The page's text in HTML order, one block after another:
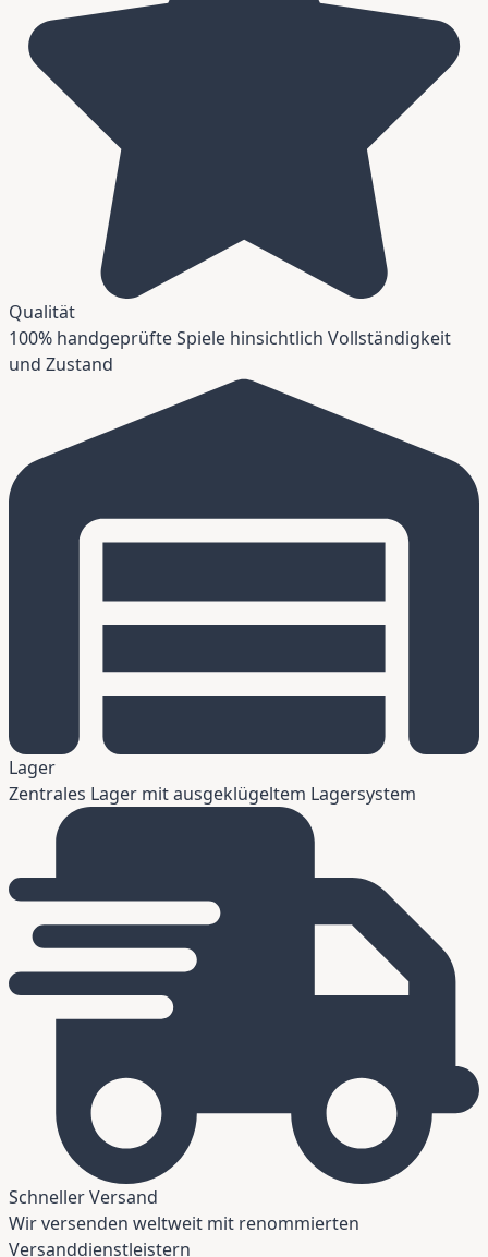
Qualität
100% handgeprüfte Spiele hinsichtlich Vollständigkeit
und Zustand
Lager
Zentrales Lager mit ausgeklügeltem Lagersystem
Schneller Versand
Wir versenden weltweit mit renommierten
Versanddienstleistern